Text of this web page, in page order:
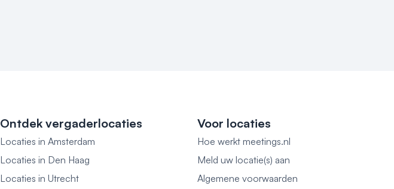
Ontdek vergaderlocaties
Locaties in Amsterdam
Locaties in Den Haag
Locaties in Utrecht
Voor locaties
Hoe werkt meetings.nl
Meld uw locatie(s) aan
Algemene voorwaarden